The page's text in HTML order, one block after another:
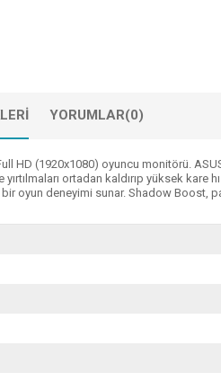
YORUMLAR(0)
(1920x1080) oyuncu monitörü.
ortadan kaldırıp yüksek kare
oyun deneyimi sunar. Shadow Boost,